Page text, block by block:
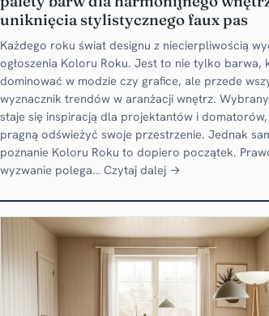
uniknięcia stylistycznego faux pas
Każdego roku świat designu z niecierpliwością
ogłoszenia Koloru Roku. Jest to nie tylko barwa,
dominować w modzie czy grafice, ale przede
wyznacznik trendów w aranżacji wnętrz.
staje się inspiracją dla projektantów i
pragną odświeżyć swoje przestrzenie. Jednak
poznanie Koloru Roku to dopiero początek.
wyzwanie polega… Czytaj dalej →